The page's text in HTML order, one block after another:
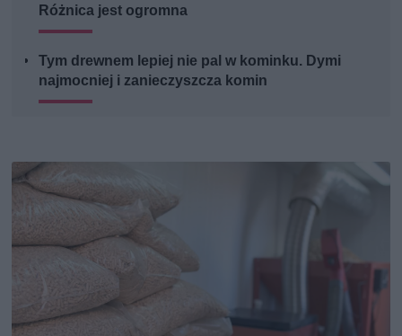
Różnica jest ogromna
Tym drewnem lepiej nie pal w kominku. Dymi
najmocniej i zanieczyszcza komin